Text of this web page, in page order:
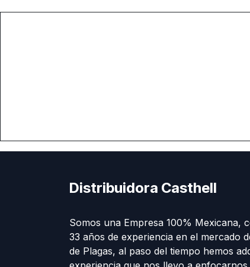
Distribuidora Casthell
Somos una Empresa 100% Mexicana,
33 años de experiencia en el mercado
de Plagas, al paso del tiempo hemos